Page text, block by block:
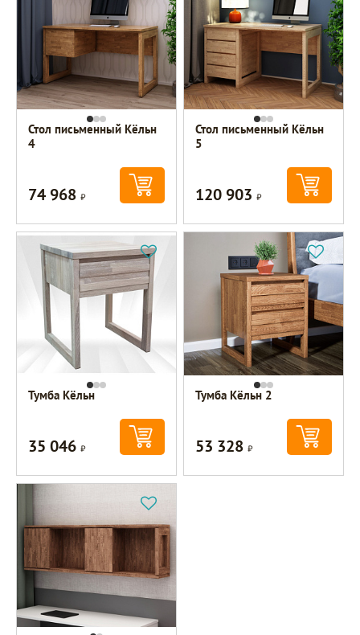
Стол письменный Кёльн
4
74 968Р
Стол письменный Кёльн
5
120 903Р
Тумба Кёльн
35 046Р
Тумба Кёльн 2
53 328Р